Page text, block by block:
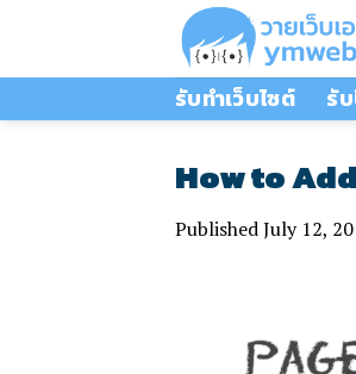
content
รับทำเว็บไซต์ รั
How to
PublishedJuly 12,